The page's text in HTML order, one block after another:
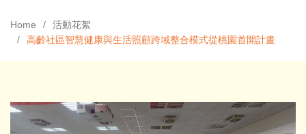
Home
活動花絮
高齡社區智慧健康與生活照顧跨域整合模式從桃園首開計畫